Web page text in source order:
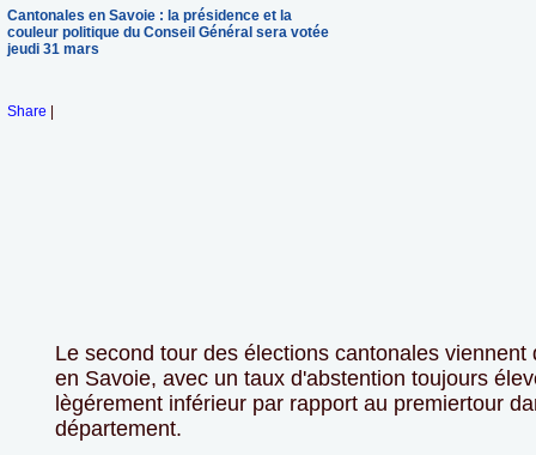
Cantonales en Savoie : la présidence et la
couleur politique du Conseil Général sera votée
jeudi 31 mars
Share
Le second tour des élections cantonales viennent
en Savoie, avec un taux d'abstention toujours
lègérement inférieur par rapport au premiertour
département.